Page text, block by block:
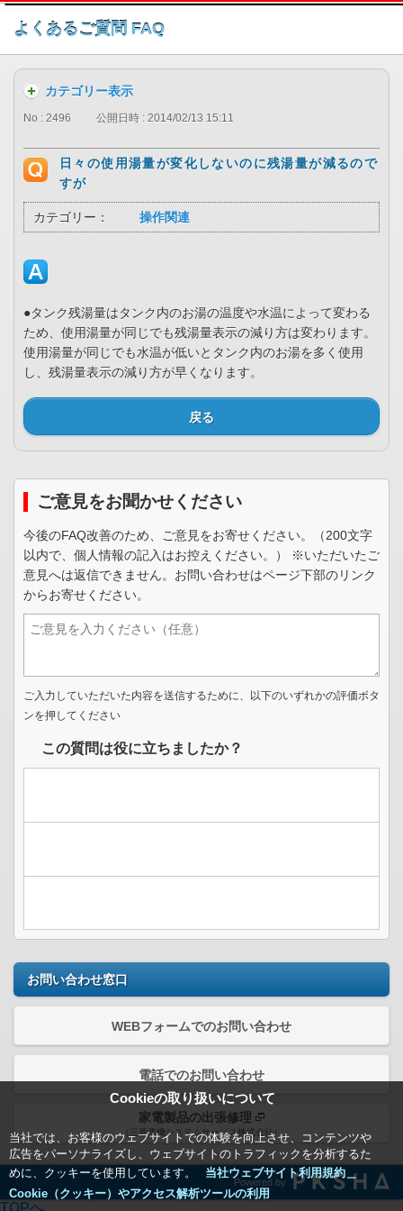
このページの本文へ
よくあるご質問 FAQ
Cookieの取り扱いについて
当社では、お客様のウェブサイトでの体験を向上させ、コンテンツや
広告をパーソナライズし、ウェブサイトのトラフィックを分析するた
めに、クッキーを使用しています。
当社ウェブサイト利用規約＿
Cookie（クッキー）やアクセス解析ツールの利用
カテゴリー表示
No : 2496 公開日時 : 2014/02/13 15:11
日々の使用湯量が変化しないのに残湯量が減るので
すが
カテゴリー： 操作関連
●タンク残湯量はタンク内のお湯の温度や水温によって変わる
ため、使用湯量が同じでも残湯量表示の減り方は変わります。
使用湯量が同じでも水温が低いとタンク内のお湯を多く使用
し、残湯量表示の減り方が早くなります。
戻る
ご意見をお聞かせください
今後のFAQ改善のため、ご意見をお寄せください。（200文字
以内で、個人情報の記入はお控えください。） ※いただいたご
意見へは返信できません。お問い合わせはページ下部のリンク
からお寄せください。
ご入力していただいた内容を送信するために、以下のいずれかの評価ボタ
ンを押してください
この質問は役に立ちましたか？
お問い合わせ窓口
WEBフォームでのお問い合わせ
電話でのお問い合わせ
家電製品の出張修理
（三菱電機システムサービス株式会社）
Powered by